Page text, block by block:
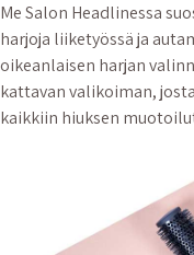
Me Salon Headlinessa
harjoja liiketyössä ja
oikeanlaisen harjan
kattavan valikoiman,
kaikkiin hiuksen